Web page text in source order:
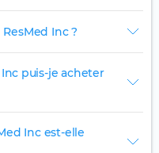
Inc ?
puis-je acheter
Inc est-elle